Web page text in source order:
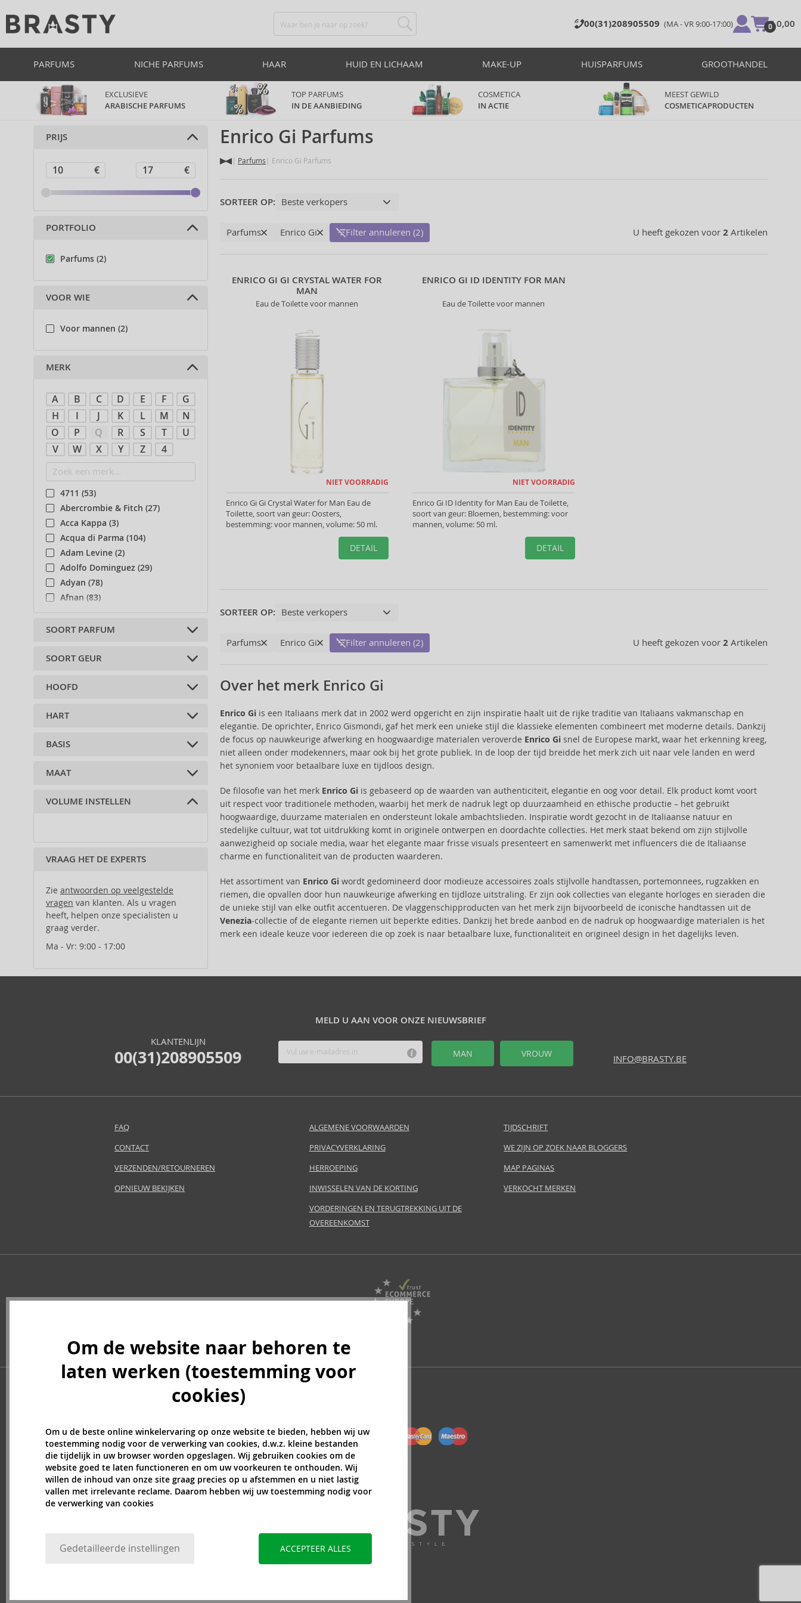
00(31)208905509 (MA - VR 9:00-17:00) 0
€ 0,00
PARFUMS NICHE PARFUMS HAAR HUID EN LICHAAM MAKE-UP HUISPARFUMS GROOTHANDEL
EXCLUSIEVE
ARABISCHE PARFUMS
TOP PARFUMS
IN DE AANBIEDING
COSMETICA
IN ACTIE
MEEST GEWILD
COSMETICAPRODUCTEN
Enrico Gi Parfums
Parfums Enrico Gi Parfums
SORTEER OP:
U heeft gekozen voor 2 Artikelen
Parfums Enrico Gi Filter annuleren (2)
ENRICO GI GI CRYSTAL WATER FOR
MAN
Eau de Toilette voor mannen
NIET VOORRADIG
Enrico Gi Gi Crystal Water for Man Eau de
Toilette, soort van geur: Oosters,
bestemming: voor mannen, volume: 50 ml.
DETAIL
ENRICO GI ID IDENTITY FOR MAN
Eau de Toilette voor mannen
NIET VOORRADIG
Enrico Gi ID Identity for Man Eau de Toilette,
soort van geur: Bloemen, bestemming: voor
mannen, volume: 50 ml.
DETAIL
SORTEER OP:
U heeft gekozen voor 2 Artikelen
Parfums Enrico Gi Filter annuleren (2)
Over het merk Enrico Gi
Enrico Giis een Italiaans merk dat in 2002 werd opgericht en zijn inspiratie haalt uit de rijke traditie van Italiaans vakmanschap en
elegantie. De oprichter, Enrico Gismondi, gaf het merk een unieke stijl die klassieke elementen combineert met moderne details. Dankzij
de focus op nauwkeurige afwerking en hoogwaardige materialen veroverde Enrico Gisnel de Europese markt, waar het erkenning kreeg,
niet alleen onder modekenners, maar ook bij het grote publiek. In de loop der tijd breidde het merk zich uit naar vele landen en werd
het synoniem voor betaalbare luxe en tijdloos design.
De filosofie van het merk Enrico Giis gebaseerd op de waarden van authenticiteit, elegantie en oog voor detail. Elk product komt voort
uit respect voor traditionele methoden, waarbij het merk de nadruk legt op duurzaamheid en ethische productie – het gebruikt
hoogwaardige, duurzame materialen en ondersteunt lokale ambachtslieden. Inspiratie wordt gezocht in de Italiaanse natuur en
stedelijke cultuur, wat tot uitdrukking komt in originele ontwerpen en doordachte collecties. Het merk staat bekend om zijn stijlvolle
aanwezigheid op sociale media, waar het elegante maar frisse visuals presenteert en samenwerkt met influencers die de Italiaanse
charme en functionaliteit van de producten waarderen.
Het assortiment van Enrico Giwordt gedomineerd door modieuze accessoires zoals stijlvolle handtassen, portemonnees, rugzakken en
riemen, die opvallen door hun nauwkeurige afwerking en tijdloze uitstraling. Er zijn ook collecties van elegante horloges en sieraden die
de unieke stijl van elke outfit accentueren. De vlaggenschipproducten van het merk zijn bijvoorbeeld de iconische handtassen uit de
Venezia-collectie of de elegante riemen uit beperkte edities. Dankzij het brede aanbod en de nadruk op hoogwaardige materialen is het
merk een ideale keuze voor iedereen die op zoek is naar betaalbare luxe, functionaliteit en origineel design in het dagelijks leven.
PRIJS
PORTFOLIO
Parfums (2)
VOOR WIE
Voor mannen (2)
MERK
A B C D E F
G
H
I J K L M
N
O
P Q R S T
U
V
W X Y Z 4
4711 (53)
Abercrombie & Fitch (27)
Acca Kappa (3)
Acqua di Parma (104)
Adam Levine (2)
Adolfo Dominguez (29)
Adyan (78)
Afnan (83)
Agent Provocateur (13)
Aigner (41)
Al Haramain (178)
Alberta Ferretti (1)
Alexandre.J (31)
Alyssa Ashley (49)
Amouroud (1)
Anfar (61)
Anna Sui (22)
Annick Goutal (49)
Antonio Banderas (69)
Antonio Puig (8)
Aramis (14)
Balenciaga (3)
Bath & Body Works (61)
Betsey Johnson (1)
Beyonce (21)
Billie Eilish (6)
Blumarine (4)
Bob Mackie (2)
Britney Spears (41)
Brut (1)
Bugatti (4)
Byblos (10)
Cadillac (3)
Caesars (1)
Caramelo (1)
SOORT PARFUM
Eau de Toilette (2)
SOORT GEUR
Bloemen (1)
HOOFD
grapefruit (1)
jeneverbes (1)
HART
koffie (1)
groene appel (1)
BASIS
hout (1)
Jasmine (1)
MAAT
50 ml (2)
VOLUME INSTELLEN
VRAAG HET DE EXPERTS
Zie antwoorden op veelgestelde
vragen van klanten. Als u vragen
heeft, helpen onze specialisten u
graag verder.
Ma - Vr: 9:00 - 17:00
MELD U AAN VOOR ONZE NIEUWSBRIEF
MAN VROUW
KLANTENLIJN
00(31)208905509 INFO@BRASTY.BE
FAQ
CONTACT
VERZENDEN/RETOURNEREN
OPNIEUW BEKIJKEN
ALGEMENE VOORWAARDEN
PRIVACYVERKLARING
HERROEPING
INWISSELEN VAN DE KORTING
VORDERINGEN EN TERUGTREKKING UIT DE
OVEREENKOMST
TIJDSCHRIFT
WE ZIJN OP ZOEK NAAR BLOGGERS
MAP PAGINAS
VERKOCHT MERKEN
Om de website naar behoren te
laten werken (toestemming voor
cookies)
Om u de beste online winkelervaring op onze website te bieden, hebben wij uw
toestemming nodig voor de verwerking van cookies, d.w.z. kleine bestanden
die tijdelijk in uw browser worden opgeslagen. Wij gebruiken cookies om de
website goed te laten functioneren en om uw voorkeuren te onthouden. Wij
willen de inhoud van onze site graag precies op u afstemmen en u niet lastig
vallen met irrelevante reclame. Daarom hebben wij uw toestemming nodig voor
de verwerking van cookies
Gedetailleerde instellingen ACCEPTEER ALLES